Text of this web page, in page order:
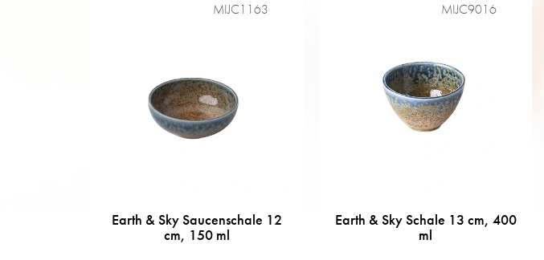
Earth & Sky Saucenschale 12
cm, 150 ml
MIJC1163
Earth & Sky Schale 13 cm, 400
ml
MIJC9016